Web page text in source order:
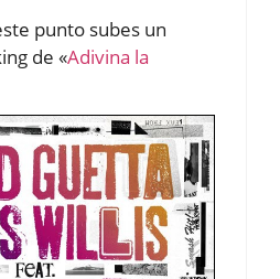
punto subes un
de «Adivina la